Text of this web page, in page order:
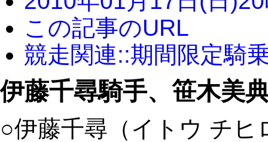
この記事のURL
競走関連::期間限定騎
伊藤千尋騎手、笹木美
○伊藤千尋（イトウ チヒ